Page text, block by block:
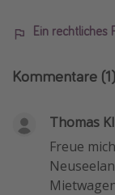
Ein rechtliches
Kommentare (1)
Thomas
Freue